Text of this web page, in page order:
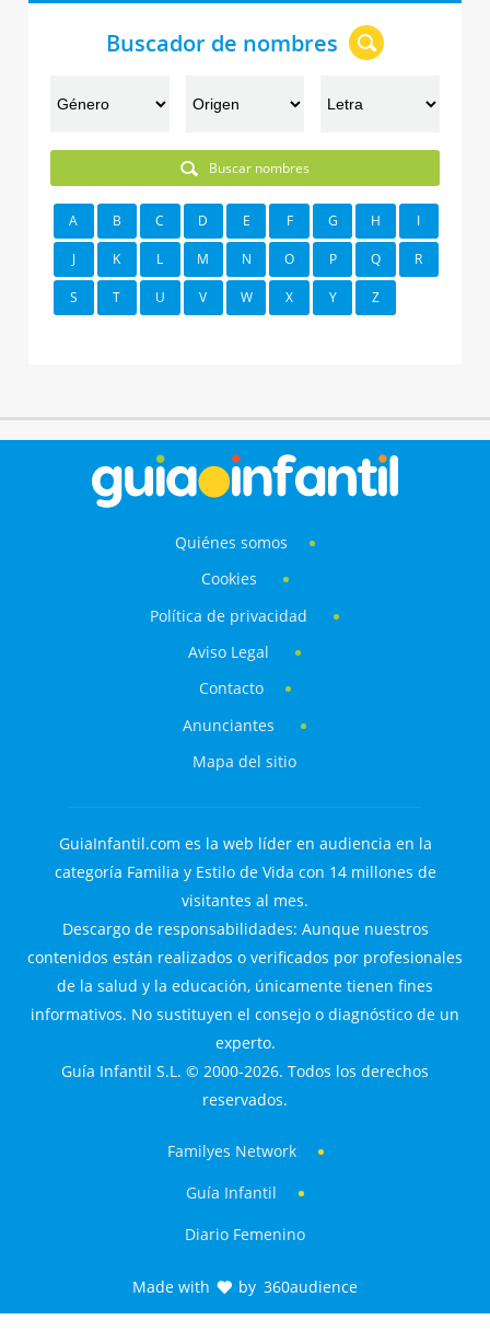
Buscador de nombres
Buscar nombres
A B C D E F G H I
J K L M N O P Q R
S T U V W X Y Z
Quiénes somos
Cookies
Política de privacidad
Aviso Legal
Contacto
Anunciantes
Mapa del sitio
GuiaInfantil.com es la web líder en audiencia en la
categoría Familia y Estilo de Vida con 14 millones de
visitantes al mes.
Descargo de responsabilidades: Aunque nuestros
contenidos están realizados o verificados por profesionales
de la salud y la educación, únicamente tienen fines
informativos. No sustituyen el consejo o diagnóstico de un
experto.
Guía Infantil S.L. © 2000-2026. Todos los derechos
reservados.
Familyes Network
Guía Infantil
Diario Femenino
Made with by 360audience